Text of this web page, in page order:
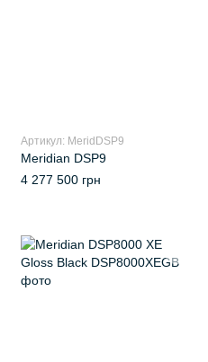
Артикул: MeridDSP9
Meridian DSP9
4 277 500 грн